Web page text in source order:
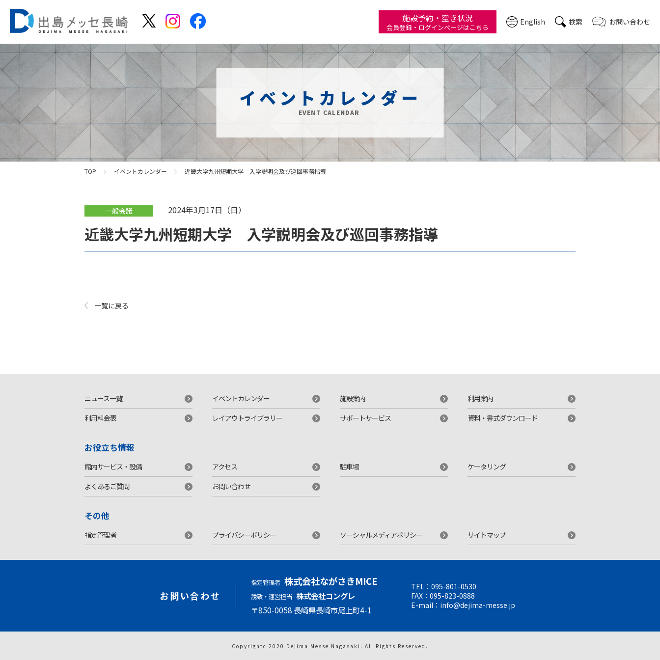
施設予約・空き状況
会員登録・ログインページはこちら
English 検索 お問い合わせ
イベントカレンダー
EVENT CALENDAR
TOP イベントカレンダー 近畿大学九州短期大学 入学説明会及び巡回事務指導
一般会議 2024年3月17日（日）
近畿大学九州短期大学 入学説明会及び巡回事務指導
一覧に戻る
ニュース一覧 イベントカレンダー 施設案内
利用案内
利用料金表
レイアウトライブラリー サポートサービス 資料・書式ダウンロード
お役立ち情報
館内サービス・設備 アクセス 駐車場
ケータリング
よくあるご質問
お問い合わせ
その他
指定管理者 プライバシーポリシー ソーシャルメディアポリシー サイトマップ
お問い合わせ
指定管理者 株式会社ながさきMICE
誘致・運営担当 株式会社コングレ
〒850-0058 ⻑崎県⻑崎市尾上町4-1
TEL： 095-801-0530
FAX：095-823-0888
E-mail： info@dejima-messe.jp
Copyrightc 2020 Dejima Messe Nagasaki. All Rights Reserved.